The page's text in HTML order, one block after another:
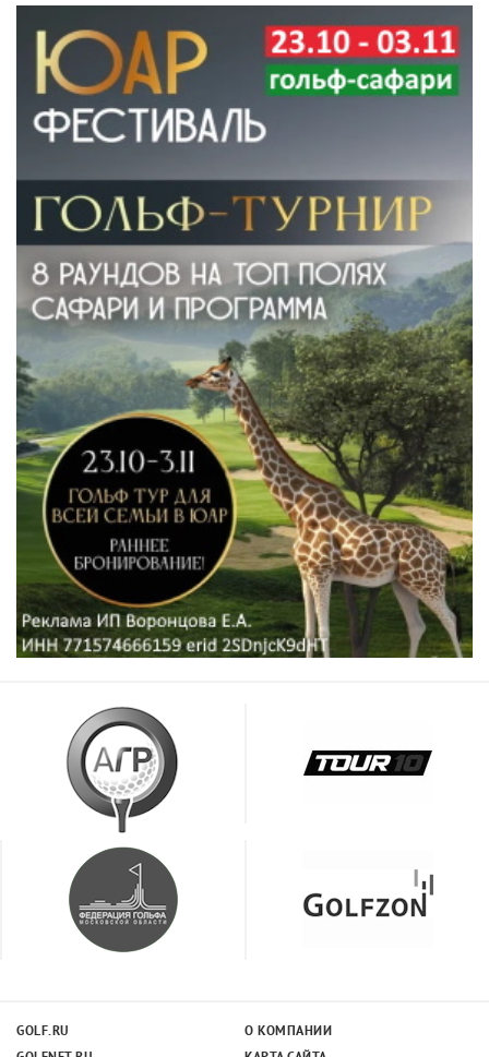
GOLF.RU
О КОМПАНИИ